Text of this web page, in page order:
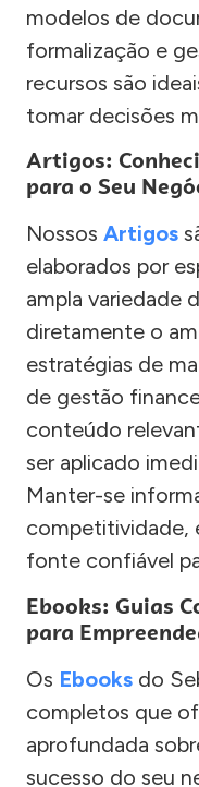
modelos de
formalização e
recursos são
tomar decisões
Artigos:
para o Seu
Nossos Artigos
elaborados por
ampla variedade
diretamente o
estratégias de
de gestão
conteúdo
ser aplicado
Manter-se
competitividade,
fonte confiável
Ebooks: Guias
para
Os Ebooks do
completos que
aprofundada
sucesso do seu